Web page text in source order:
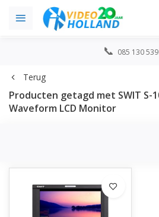
085 130
Terug
Producten getagd met SWIT S-
Waveform LCD Monitor